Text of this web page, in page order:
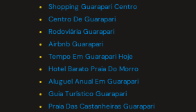
Shopping Guarapari Centro
Centro De Guarapari
Rodoviária Guarapari
Airbnb Guarapari
Tempo Em Guarapari Hoje
Hotel Barato Praia Do Morro
Aluguel Anual Em Guarapari
Guia Turístico Guarapari
Praia Das Castanheiras Guarapari